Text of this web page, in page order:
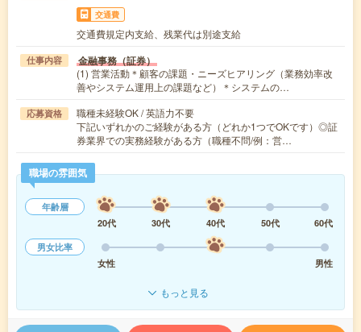
交通費
交通費規定内支給、残業代は別途支給
仕事内容 金融事務（証券）
(1) 営業活動＊顧客の課題・ニーズヒアリング（業務効率改
善やシステム運用上の課題など）＊システムの…
応募資格
職種未経験OK / 英語力不要
下記いずれかのご経験がある方（どれか1つでOKです）◎証
券業界での実務経験がある方（職種不問/例：営…
職場の雰囲気
年齢層
20代
30代 40代 50代
60代
男女比率
女性
男性
もっと見る